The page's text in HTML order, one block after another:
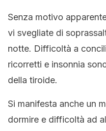
Senza motivo
vi svegliate di
notte. Difficoltà a
ricorretti e insonnia
della tiroide.
Si manifesta anche un
dormire e difficoltà ad